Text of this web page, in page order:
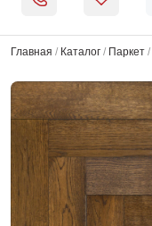
Главная / Каталог / Паркет /